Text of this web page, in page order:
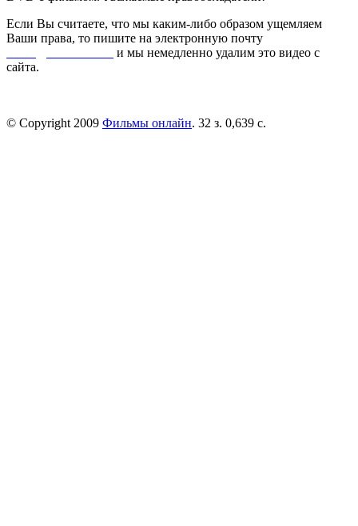
Если Вы считаете, что мы каким-либо образом ущемляем
Ваши права, то пишите на электронную почту
и мы немедленно удалим это видео с
сайта.
© Copyright 2009 Фильмы онлайн. 32 з. 0,639 с.